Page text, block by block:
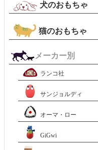
犬のおもちゃ
猫のおもちゃ
メーカー別
ランコ社
サンジョルディ
オーマ・ロー
GiGwi